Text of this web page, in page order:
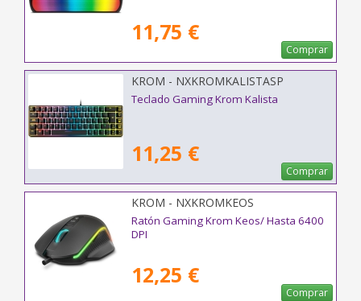
11,75 €
Comprar
KROM - NXKROMKALISTASP
Teclado Gaming Krom Kalista
11,25 €
Comprar
KROM - NXKROMKEOS
Ratón Gaming Krom Keos/ Hasta 6400
DPI
12,25 €
Comprar